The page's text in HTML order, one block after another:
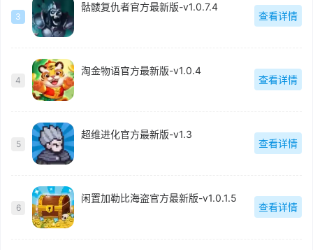
3
骷髅复仇者官方最新版-v1.0.7.4
查看详情
4
淘金物语官方最新版-v1.0.4
查看详情
5
超维进化官方最新版-v1.3
查看详情
6
闲置加勒比海盗官方最新版-v1.0.1.5
查看详情